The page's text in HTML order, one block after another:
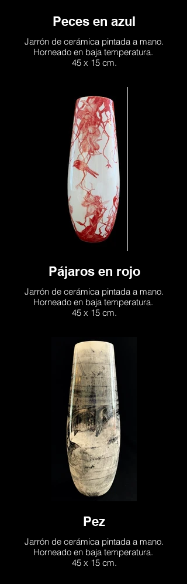
Peces en azul
Jarrón de cerámica pintada a mano.
Horneado en baja temperatura.
45 x 15 cm.
Pájaros en rojo
Jarrón de cerámica pintada a mano.
Horneado en baja temperatura.
45 x 15 cm.
Pez
Jarrón de cerámica pintada a mano.
Horneado en baja temperatura.
45 x 15 cm.